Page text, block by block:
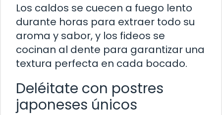
Los caldos se cuecen a fuego lento
durante horas para extraer todo su
aroma y sabor, y los fideos se
cocinan al dente para garantizar una
textura perfecta en cada bocado.
Deléitate con postres
japoneses únicos